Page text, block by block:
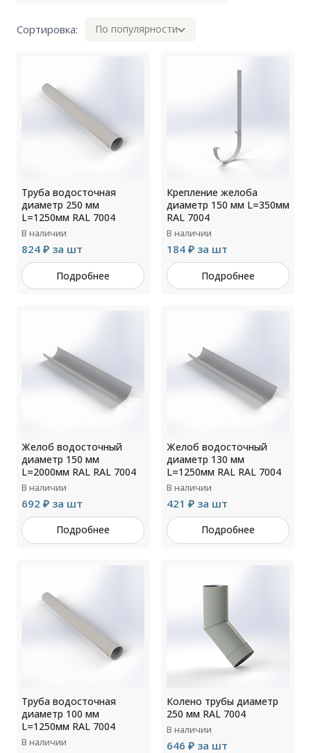
Сортировка: По популярности
Труба водосточная
диаметр 250 мм
L=1250мм RAL 7004
В наличии
824 ₽ за шт
Подробнее
Крепление желоба
диаметр 150 мм L=350мм
RAL 7004
В наличии
184 ₽ за шт
Подробнее
Желоб водосточный
диаметр 150 мм
L=2000мм RAL RAL 7004
В наличии
692 ₽ за шт
Подробнее
Желоб водосточный
диаметр 130 мм
L=1250мм RAL RAL 7004
В наличии
421 ₽ за шт
Подробнее
Труба водосточная
диаметр 100 мм
L=1250мм RAL 7004
В наличии
Колено трубы диаметр
250 мм RAL 7004
В наличии
646 ₽ за шт